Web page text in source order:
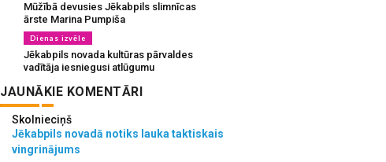
Mūžībā devusies Jēkabpils slimnīcas
ārste Marina Pumpiša
Dienas izvēle
Jēkabpils novada kultūras pārvaldes
vadītāja iesniegusi atlūgumu
JAUNĀKIE KOMENTĀRI
Skolnieciņš
Jēkabpils novadā notiks lauka taktiskais
vingrinājums